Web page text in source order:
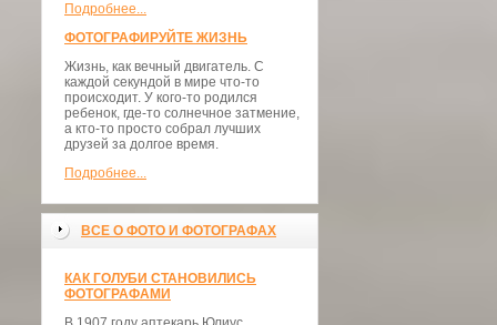
Подробнее...
ФОТОГРАФИРУЙТЕ ЖИЗНЬ
Жизнь, как вечный двигатель. С
каждой секундой в мире что-то
происходит. У кого-то родился
ребенок, где-то солнечное затмение,
а кто-то просто собрал лучших
друзей за долгое время.
Подробнее...
ВСЕ О ФОТО И ФОТОГРАФАХ
КАК ГОЛУБИ СТАНОВИЛИСЬ
ФОТОГРАФАМИ